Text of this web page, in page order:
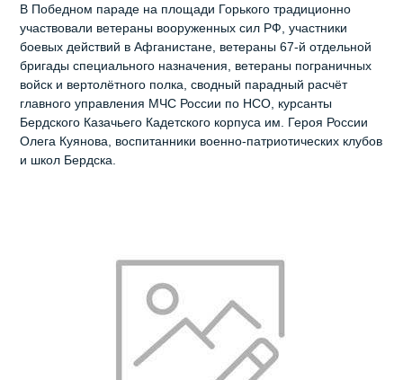
В Победном параде на площади Горького традиционно
участвовали ветераны вооруженных сил РФ, участники
боевых действий в Афганистане, ветераны 67-й отдельной
бригады специального назначения, ветераны пограничных
войск и вертолётного полка, сводный парадный расчёт
главного управления МЧС России по НСО, курсанты
Бердского Казачьего Кадетского корпуса им. Героя России
Олега Куянова, воспитанники военно-патриотических клубов
и школ Бердска.